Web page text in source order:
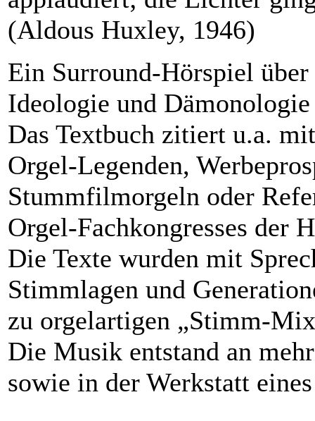
(Aldous Huxley, 1946)
Ein Surround-Hörspiel über
Ideologie und
Das Textbuch zitiert u.a.
Orgel-Legenden,
Stummfilmorgeln oder
Orgel-Fachkongresses der
Die Texte wurden mit
Stimmlagen und
zu orgelartigen „Stimm-
Die Musik entstand an
sowie in der Werkstatt